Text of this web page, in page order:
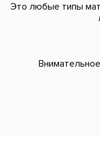
Это любые типы